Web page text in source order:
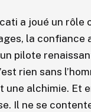
a joué un rôle
la confiance
pilote
rien sans
une alchimie. Et
Il ne se